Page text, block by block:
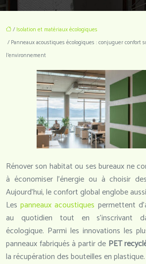
/ Isolation et matériaux écologiques
/ Panneaux acoustiques écologiques : conjuguer confort
l’environnement
Rénover son habitat ou ses bureaux ne
à économiser l’énergie ou à choisir
Aujourd’hui, le confort global englobe
Lespanneaux acoustiques permettent
au quotidien tout en s’inscrivant
écologique. Parmi les innovations les
panneaux fabriqués à partir de PET
la récupération des bouteilles en plastique.